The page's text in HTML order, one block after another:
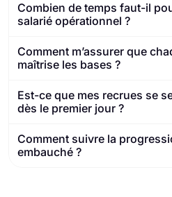
Combien de temps faut-il
salarié opérationnel ?
Comment m’assurer que
maîtrise les bases ?
Est-ce que mes recrues se
dès le premier jour ?
Comment suivre la
embauché ?